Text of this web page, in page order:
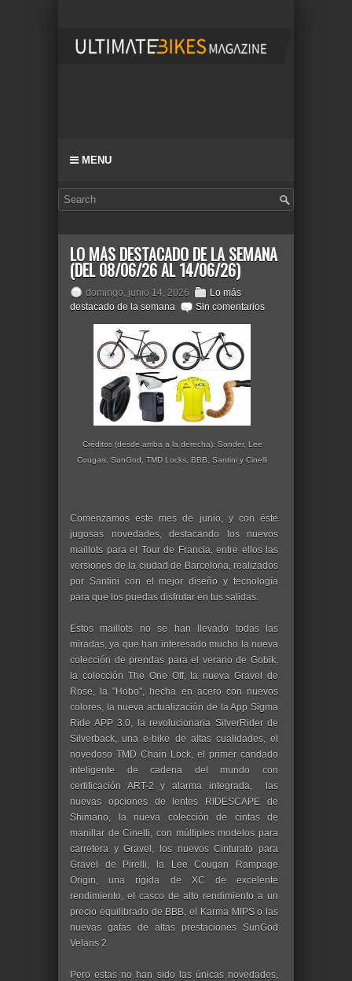
MENU
LO MÁS DESTACADO DE LA SEMANA
(DEL 08/06/26 AL 14/06/26)
domingo, junio 14, 2026
Lo más
destacado de la semana
Sin comentarios
Créditos (desde arriba a la derecha): Sonder, Lee
Cougan, SunGod, TMD Locks, BBB, Santini y Cinelli
Comenzamos este mes de junio, y con éste
jugosas novedades, destacando los nuevos
maillots para el Tour de Francia, entre ellos las
versiones de la ciudad de Barcelona, realizados
por Santini con el mejor diseño y tecnología
para que los puedas disfrutar en tus salidas.
Estos maillots no se han llevado todas las
miradas, ya que han interesado mucho la nueva
colección de prendas para el verano de Gobik,
la colección The One Off, la nueva Gravel de
Rose, la "Hobo", hecha en acero con nuevos
colores, la nueva actualización de la App Sigma
Ride APP 3.0, la revolucionaria SilverRider de
Silverback, una e-bike de altas cualidades, el
novedoso TMD Chain Lock, el primer candado
inteligente de cadena del mundo con
certificación ART-2 y alarma integrada, las
nuevas opciones de lentes RIDESCAPE de
Shimano, la nueva colección de cintas de
manillar de Cinelli, con múltiples modelos para
carretera y Gravel, los nuevos Cinturato para
Gravel de Pirelli, la Lee Cougan Rampage
Origin, una rígida de XC de excelente
rendimiento, el casco de alto rendimiento a un
precio equilibrado de BBB, el Karma MIPS o las
nuevas gafas de altas prestaciones SunGod
Velans 2.
Pero estas no han sido las únicas novedades,